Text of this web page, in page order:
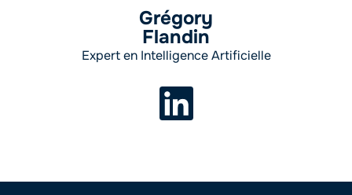
Grégory
Flandin
Expert en Intelligence Artificielle